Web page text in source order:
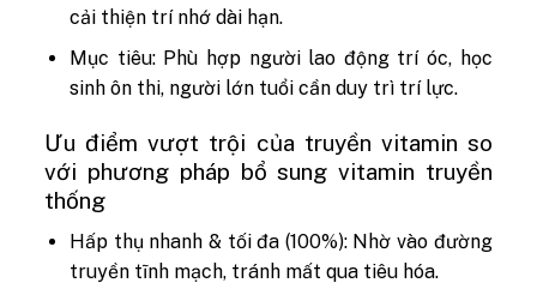
cải thiện trí nhớ dài hạn.
Mục tiêu: Phù hợp người lao động trí óc, học
sinh ôn thi, người lớn tuổi cần duy trì trí lực.
Ưu điểm vượt trội của truyền vitamin so
với phương pháp bổ sung vitamin truyền
thống
Hấp thụ nhanh & tối đa (100%): Nhờ vào đường
truyền tĩnh mạch, tránh mất qua tiêu hóa.